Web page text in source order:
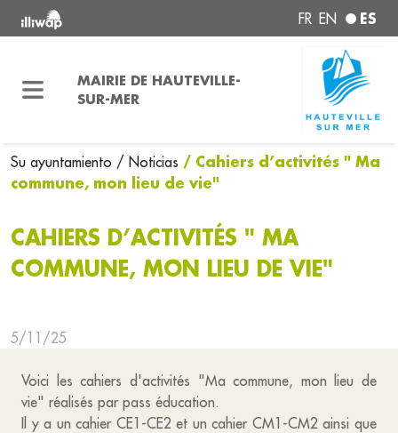
FR EN ES
MAIRIE DE HAUTEVILLE-
SUR-MER
Su ayuntamiento / Noticias / Cahiers d’activités " Ma
commune, mon lieu de vie"
CAHIERS D’ACTIVITÉS " MA
COMMUNE, MON LIEU DE VIE"
5/11/25
Voici les cahiers d'activités "Ma commune, mon lieu de
vie" réalisés par pass éducation.
Il y a un cahier CE1-CE2 et un cahier CM1-CM2 ainsi que